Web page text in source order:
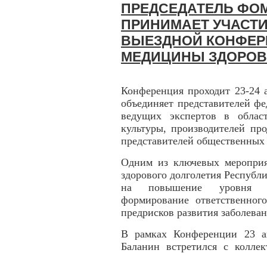
ПРЕДСЕДАТЕЛЬ
ПРИНИМАЕТ
ВЫЕЗДНОЙ
МЕДИЦИНЫ
Конференция проходит 23-24
объединяет представителей
ведущих экспертов в
культуры, производителей
представителей
Одним из ключевых
здорового долголетия
на повышение уровня
формирование
предрисков развития
В рамках Конференции 23
Баланин встретился с